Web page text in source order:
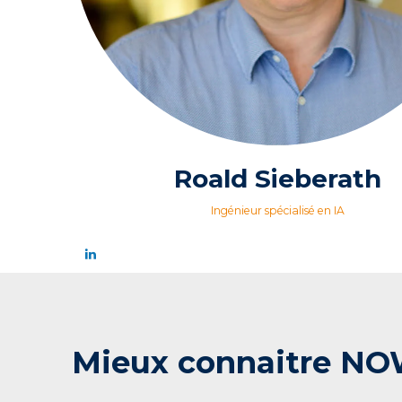
Roald Sieberath
Ingénieur spécialisé en IA
Mieux connaitre